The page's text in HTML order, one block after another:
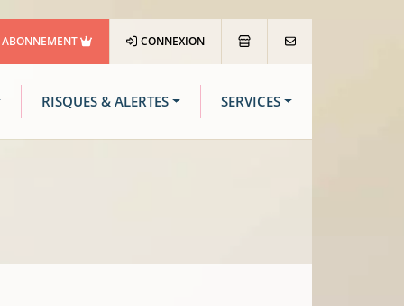
ABONNEMENT CONNEXION
RISQUES & ALERTES SERVICES